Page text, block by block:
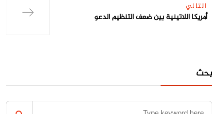
التالي
أمريكا اللاتينية بين ضعف التنظيم الدعو
بحث